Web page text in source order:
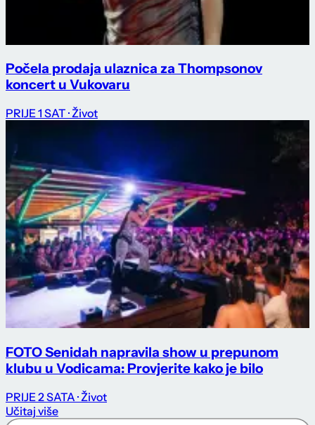
Počela prodaja ulaznica za Thompsonov
koncert u Vukovaru
PRIJE 1 SAT · Život
FOTO Senidah napravila show u prepunom
klubu u Vodicama: Provjerite kako je bilo
PRIJE 2 SATA · Život
Učitaj više